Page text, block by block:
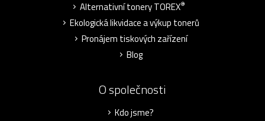
Alternativní tonery TOREX®
Ekologická likvidace a výkup tonerů
Pronájem tiskových zařízení
Blog
O společnosti
Kdo jsme?